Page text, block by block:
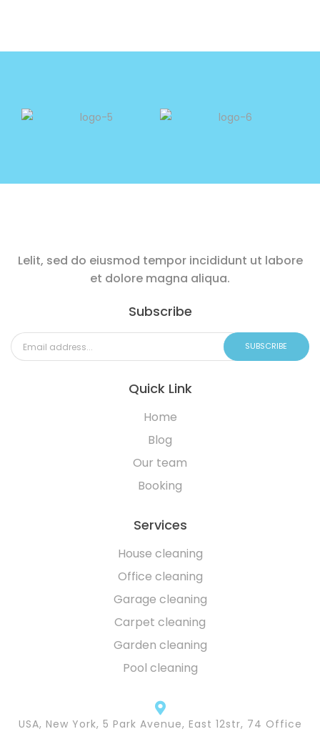
Lelit, sed do eiusmod tempor incididunt ut labore
et dolore magna aliqua.
Subscribe
Quick Link
Home
Blog
Our team
Booking
Services
House cleaning
Office cleaning
Garage cleaning
Carpet cleaning
Garden cleaning
Pool cleaning
USA, New York, 5 Park Avenue, East 12str, 74 Office